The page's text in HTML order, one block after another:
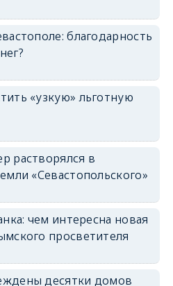
благодарность
«узкую» льготную
растворялся в
«Севастопольского»
чем интересна новая
просветителя
десятки домов